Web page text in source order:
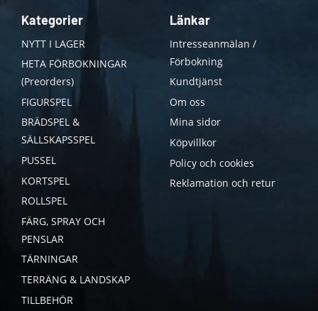
Kategorier
NYTT I LAGER
HETA FÖRBOKNINGAR
(Preorders)
FIGURSPEL
BRÄDSPEL &
SÄLLSKAPSSPEL
PUSSEL
KORTSPEL
ROLLSPEL
FÄRG, SPRAY OCH
PENSLAR
TÄRNINGAR
TERRÄNG & LANDSKAP
TILLBEHÖR
Länkar
Intresseanmälan /
Förbokning
Kundtjänst
Om oss
Mina sidor
Köpvillkor
Policy och cookies
Reklamation och retur